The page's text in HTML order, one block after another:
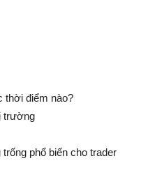
thời điểm nào?
trường
phổ biến cho trader